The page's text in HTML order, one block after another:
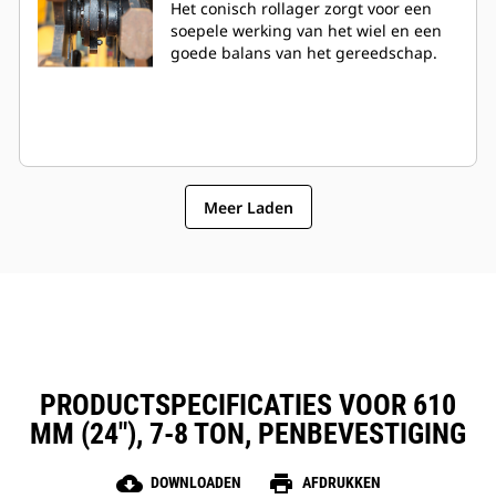
Het conisch rollager zorgt voor een
soepele werking van het wiel en een
goede balans van het gereedschap.
Meer Laden
PRODUCTSPECIFICATIES VOOR 610
MM (24"), 7-8 TON, PENBEVESTIGING
cloud_download DOWNLOADEN print AFDRUKKEN